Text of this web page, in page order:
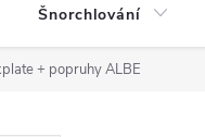
Šnorchlování
+ popruhy ALBE